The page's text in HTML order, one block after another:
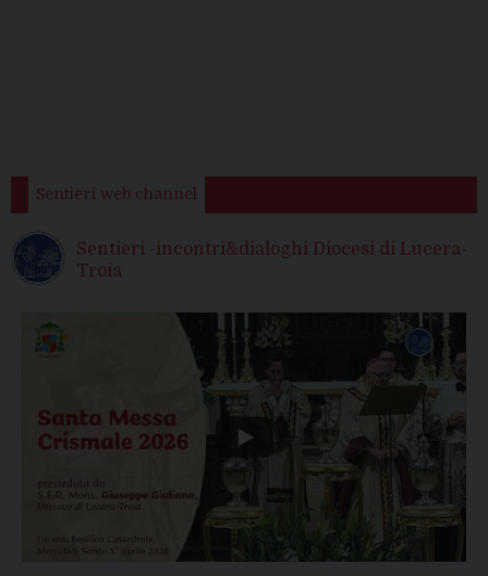
Sentieri web channel
Sentieri -incontri&dialoghi Diocesi di Lucera-
Troia